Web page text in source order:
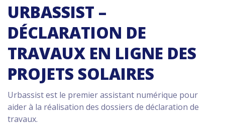
URBASSIST –
DÉCLARATION DE
TRAVAUX EN LIGNE DES
PROJETS SOLAIRES
Urbassist est le premier assistant numérique pour
aider à la réalisation des dossiers de déclaration de
travaux.